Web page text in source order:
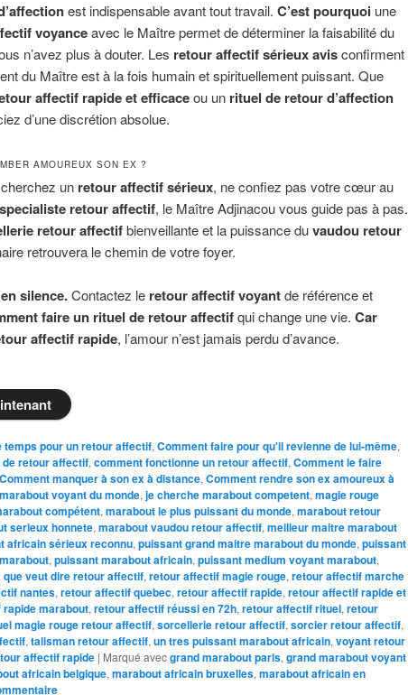
est indispensable avant tout travail. C’est pourquoi une
voyanceavec le Maître permet de déterminer la faisabilité du
n’avez plus à douter. Les retour affectif sérieux avisconfirment
du Maître est à la fois humain et spirituellement puissant. Que
affectif rapide et efficaceou un rituel de retour d’affection
d’une discrétion absolue.
AMOUREUX SON EX ?
un retour affectif sérieux, ne confiez pas votre cœur au
specialiste retour affectif, le Maître Adjinacou vous guide pas à pas.
retour affectifbienveillante et la puissance duvaudou retour
retrouvera le chemin de votre foyer.
silence.Contactez le retour affectif voyantde référence et
faire un rituel de retour affectifqui change une vie. Car
affectif rapide, l’amour n’est jamais perdu d’avance.
temps pour un retour affectif, Comment faire pour qu'il revienne de lui-même,
retour affectif, comment fonctionne un retour affectif, Comment le faire
Comment manquer à son ex à distance, Comment rendre son ex amoureux à
voyant du monde, je cherche marabout competent, magie rouge
compétent, marabout le plus puissant du monde, marabout retour
serieux honnete, marabout vaudou retour affectif, meilleur maitre marabout
africain sérieux reconnu, puissant grand maitre marabout du monde, puissant
, puissant marabout africain, puissant medium voyant marabout,
que veut dire retour affectif, retour affectif magie rouge, retour affectif marche
nantes, retour affectif quebec, retour affectif rapide, retour affectif rapide et
marabout, retour affectif réussi en 72h, retour affectif rituel, retour
magie rouge retour affectif, sorcellerie retour affectif, sorcier retour affectif,
, talisman retour affectif, un tres puissant marabout africain, voyant retour
affectif rapide | Marqué avecgrand marabout paris, grand marabout voyant
africain belgique, marabout africain bruxelles, marabout africain en